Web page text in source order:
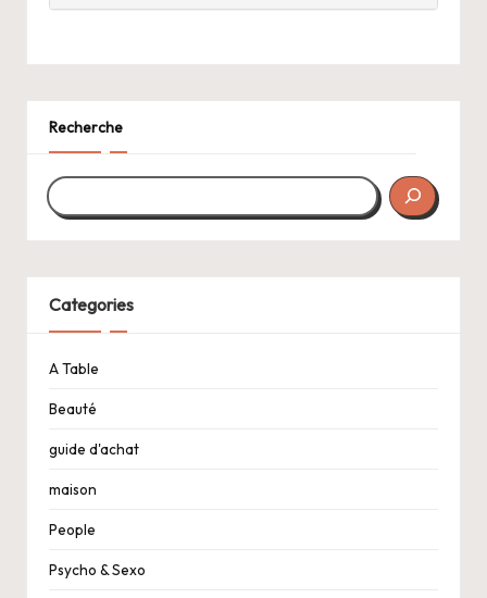
Recherche
Categories
A Table
Beauté
guide d'achat
maison
People
Psycho & Sexo